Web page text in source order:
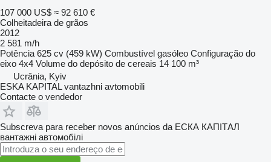
107 000 US$ ≈ 92 610 €
Colheitadeira de grãos
2012
2 581 m/h
Potência 625 cv (459 kW) Combustível gasóleo Configuração do
eixo 4x4 Volume do depósito de cereais 14 100 m³
Ucrânia, Kyiv
ESKA KAPITAL vantazhni avtomobili
Contacte o vendedor
Subscreva para receber novos anúncios da ЕСКА КАПІТАЛ
вантажні автомобілі